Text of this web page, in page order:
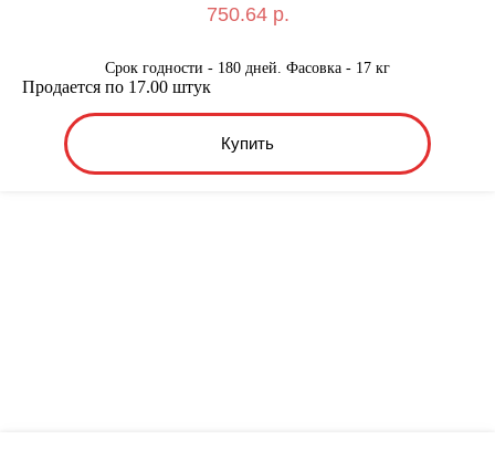
750.64 р.
Срок годности - 180 дней. Фасовка - 17 кг
Купить
Продается по 17.00 штук